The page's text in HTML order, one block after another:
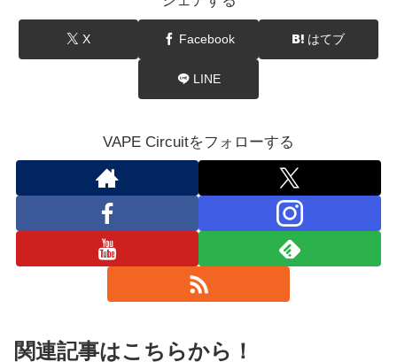
X Facebook はてブ
LINE
VAPE Circuitをフォローする
関連記事はこちらから！